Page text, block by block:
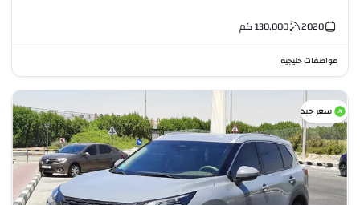
2020
130,000كم
مواصفات خليجية
سعر جيد